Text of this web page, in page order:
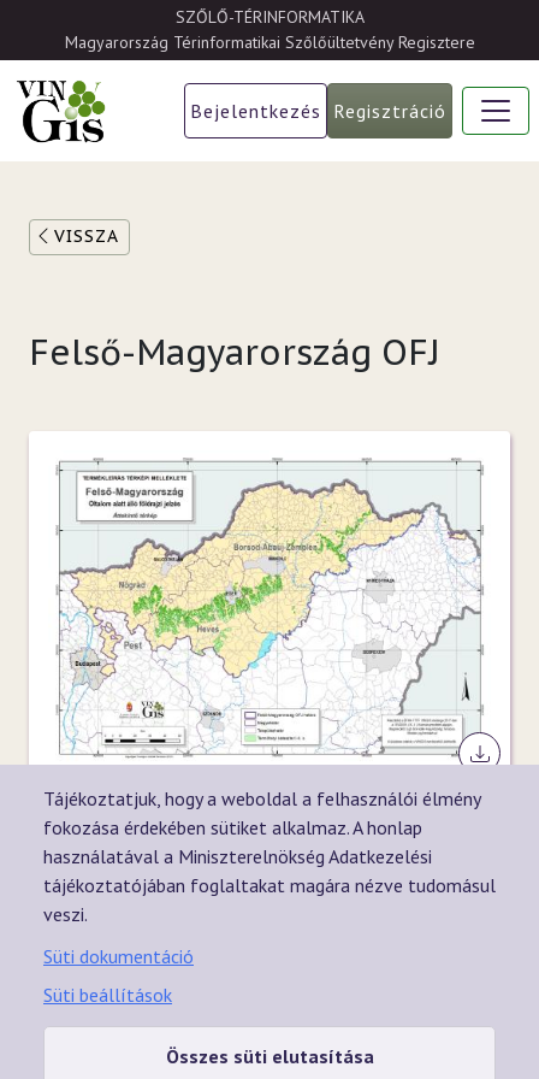
SZŐLŐ-TÉRINFORMATIKA
Magyarország Térinformatikai Szőlőültetvény Regisztere
Bejelentkezés Regisztráció
VISSZA
Felső-Magyarország OFJ
Tájékoztatjuk, hogy a weboldal a felhasználói élmény
fokozása érdekében sütiket alkalmaz. A honlap
használatával a Miniszterelnökség Adatkezelési
tájékoztatójában foglaltakat magára nézve tudomásul
veszi.
Süti dokumentáció
Süti beállítások
Összes süti elutasítása
agrárpolitikáért felelős miniszter gyakorolja a tulajdonosi jogokat, és